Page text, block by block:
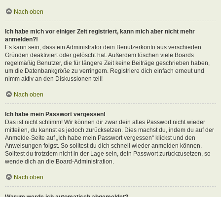
Nach oben
Ich habe mich vor einiger Zeit registriert, kann mich aber nicht mehr
anmelden?!
Es kann sein, dass ein Administrator dein Benutzerkonto aus verschieden
Gründen deaktiviert oder gelöscht hat. Außerdem löschen viele Boards
regelmäßig Benutzer, die für längere Zeit keine Beiträge geschrieben haben,
um die Datenbankgröße zu verringern. Registriere dich einfach erneut und
nimm aktiv an den Diskussionen teil!
Nach oben
Ich habe mein Passwort vergessen!
Das ist nicht schlimm! Wir können dir zwar dein altes Passwort nicht wieder
mitteilen, du kannst es jedoch zurücksetzen. Dies machst du, indem du auf der
Anmelde-Seite auf „Ich habe mein Passwort vergessen“ klickst und den
Anweisungen folgst. So solltest du dich schnell wieder anmelden können.
Solltest du trotzdem nicht in der Lage sein, dein Passwort zurückzusetzen, so
wende dich an die Board-Administration.
Nach oben